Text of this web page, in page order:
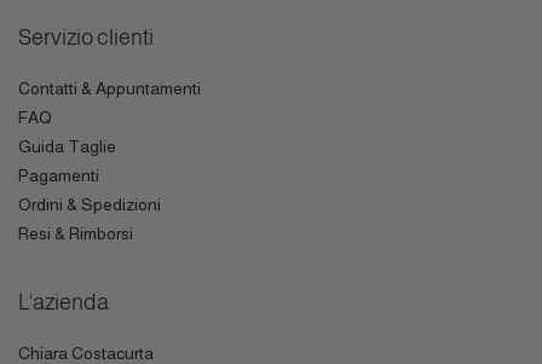
Servizio clienti
Contatti & Appuntamenti
FAQ
Guida Taglie
Pagamenti
Ordini & Spedizioni
Resi & Rimborsi
L'azienda
Chiara Costacurta